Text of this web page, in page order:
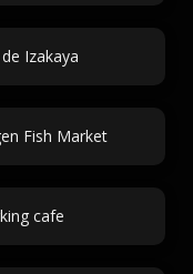
Izakaya
Fish Market
cafe